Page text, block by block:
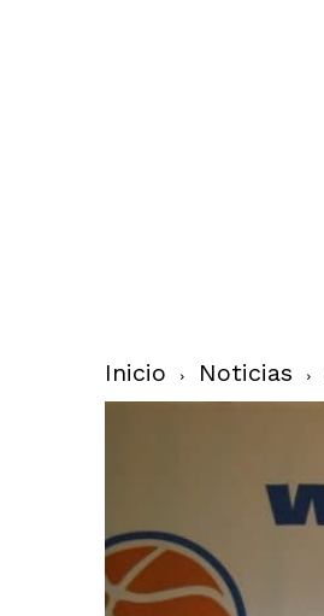
Inicio Noticias